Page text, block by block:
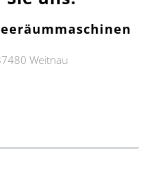
Weitnau